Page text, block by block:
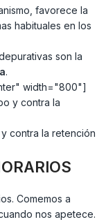
favorece la
habituales en los
son la
.
width="800"]
contra la retención
Comemos a
nos apetece.